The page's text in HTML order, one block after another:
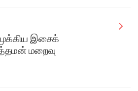
இசைக்
மறைவு